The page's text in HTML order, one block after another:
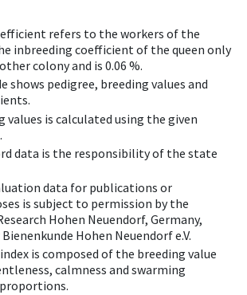
refers to the workers of the
inbreeding coefficient of the queen only
colony and is 0.06 %.
shows pedigree, breeding values and
is calculated using the given
data is the responsibility of the state
data for publications or
is subject to permission by the
Hohen Neuendorf, Germany,
Hohen Neuendorf e.V.
is composed of the breeding value
calmness and swarming